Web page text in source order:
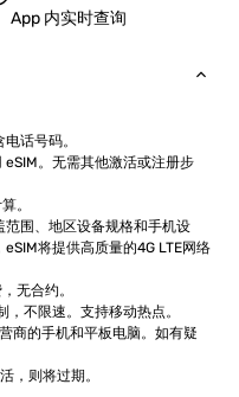
App 内实时查询
话号码。
。无需其他激活或注册步
。
围、地区设备规格和手机设
将提供高质量的4G LTE网络
无合约。
不限速。支持移动热点。
商的手机和平板电脑。如有疑
，则将过期。